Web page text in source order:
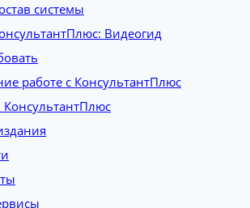
системы
Видеогид
работе с КонсультантПлюс
КонсультантПлюс